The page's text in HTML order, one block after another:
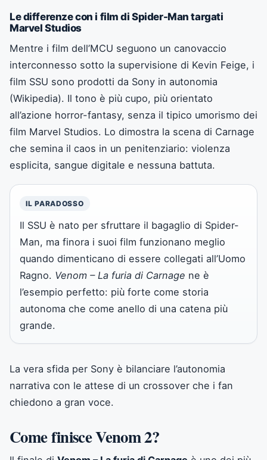
Le differenze con i film di Spider-Man targati
Marvel Studios
Mentre i film dell’MCU seguono un canovaccio
interconnesso sotto la supervisione di Kevin Feige, i
film SSU sono prodotti da Sony in autonomia
(Wikipedia). Il tono è più cupo, più orientato
all’azione horror-fantasy, senza il tipico umorismo dei
film Marvel Studios. Lo dimostra la scena di Carnage
che semina il caos in un penitenziario: violenza
esplicita, sangue digitale e nessuna battuta.
IL PARADOSSO
Il SSU è nato per sfruttare il bagaglio di Spider-
Man, ma finora i suoi film funzionano meglio
quando dimenticano di essere collegati all’Uomo
Ragno. Venom – La furia di Carnage ne è
l’esempio perfetto: più forte come storia
autonoma che come anello di una catena più
grande.
La vera sfida per Sony è bilanciare l’autonomia
narrativa con le attese di un crossover che i fan
chiedono a gran voce.
Come finisce Venom 2?